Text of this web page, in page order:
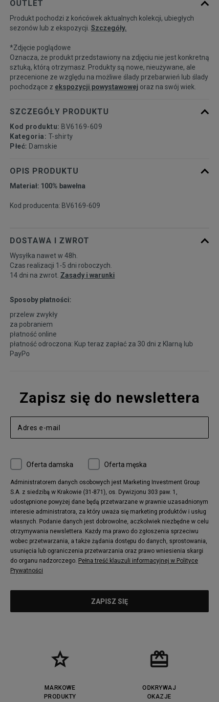
Powiadom o
M
Powiadom o
dostępności
dostępności
OUTLET
Produkt pochodzi z końcówek aktualnych kolekcji, ubiegłych
sezonów lub z ekspozycji. Szczegóły.
*Zdjęcie poglądowe
Oznacza, że produkt przedstawiony na zdjęciu nie jest konkretną
sztuką, którą otrzymasz. Produkty są nowe, nieużywane, ale
przecenione ze względu na możliwe ślady przebarwień lub ślady
pochodzące z ekspozycji powystawowej oraz na swój wiek.
SZCZEGÓŁY PRODUKTU
Kod produktu: BV6169-609
Kategoria: T-shirty
Płeć: Damskie
OPIS PRODUKTU
Materiał: 100% bawełna
Kod producenta: BV6169-609
DOSTAWA I ZWROT
Wysyłka nawet w 48h.
Czas realizacji 1-5 dni roboczych.
14 dni na zwrot. Zasady i warunki
Sposoby płatności:
przelew zwykły
za pobraniem
płatność online
płatność odroczona: Kup teraz zapłać za 30 dni z Klarną lub
PayPo
Zapisz się do newslettera
Oferta damska Oferta męska
Administratorem danych osobowych jest Marketing Investment Group
S.A. z siedzibą w Krakowie (31-871), os. Dywizjonu 303 paw. 1,
udostępnione powyżej dane będą przetwarzane w prawnie uzasadnionym
interesie administratora, za który uważa się marketing produktów i usług
własnych. Podanie danych jest dobrowolne, aczkolwiek niezbędne w celu
otrzymywania newslettera. Każdy ma prawo do zgłoszenia sprzeciwu
wobec przetwarzania, a także żądania dostępu do danych, sprostowania,
usunięcia lub ograniczenia przetwarzania oraz prawo wniesienia skargi
do organu nadzorczego. Pełna treść klauzuli informacyjnej w Polityce
Prywatności
MARKOWE
PRODUKTY
ODKRYWAJ
OKAZJE